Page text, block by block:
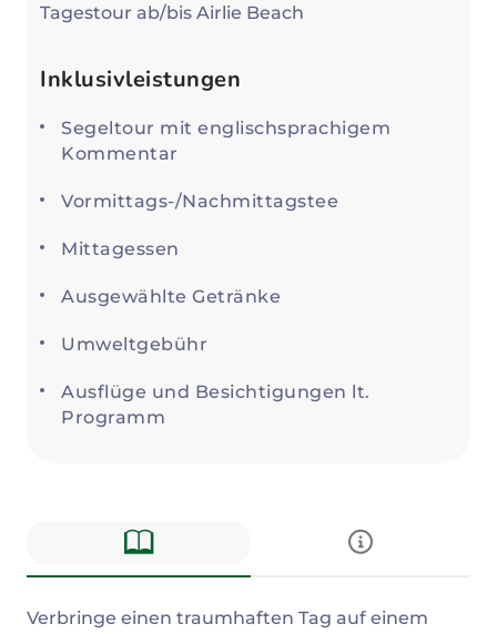
Tagestour ab/bis Airlie Beach
Inklusivleistungen
Segeltour mit englischsprachigem
Kommentar
Vormittags-/Nachmittagstee
Mittagessen
Ausgewählte Getränke
Umweltgebühr
Ausflüge und Besichtigungen lt.
Programm
Beschreibung
Verbringe einen traumhaften Tag auf einem